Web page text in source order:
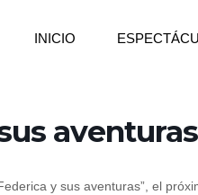
INICIO
y sus aventuras”, el